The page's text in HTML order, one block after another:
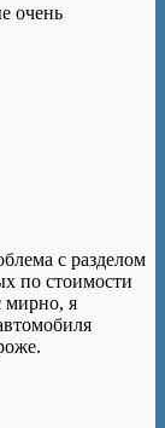
очень
с разделом
по стоимости
мирно, я